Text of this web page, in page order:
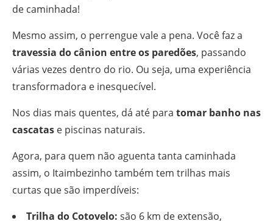
de caminhada!
Mesmo assim, o perrengue vale a pena. Você faz a
travessia do cânion entre os paredões, passando
várias vezes dentro do rio. Ou seja, uma experiência
transformadora e inesquecível.
Nos dias mais quentes, dá até para tomar banho nas
cascatas e piscinas naturais.
Agora, para quem não aguenta tanta caminhada
assim, o Itaimbezinho também tem trilhas mais
curtas que são imperdíveis:
Trilha do Cotovelo: são 6 km de extensão,